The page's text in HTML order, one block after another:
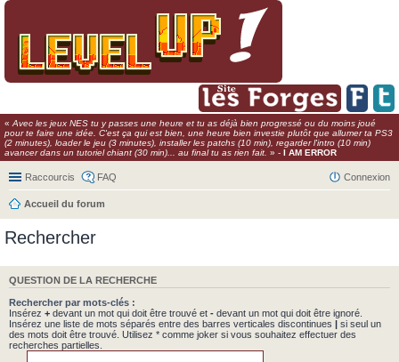
« Avec les jeux NES tu y passes une heure et tu as déjà bien progressé ou du moins joué
pour te faire une idée. C'est ça qui est bien, une heure bien investie plutôt que allumer ta PS3
(2 minutes), loader le jeu (3 minutes), installer les patchs (10 min), regarder l'intro (10 min)
avancer dans un tutoriel chiant (30 min)... au final tu as rien fait. » - I AM ERROR
Raccourcis FAQ Connexion
Accueil du forum
Rechercher
QUESTION DE LA RECHERCHE
Rechercher par mots-clés :
Insérez + devant un mot qui doit être trouvé et - devant un mot qui doit être ignoré.
Insérez une liste de mots séparés entre des barres verticales discontinues | si seul un
des mots doit être trouvé. Utilisez * comme joker si vous souhaitez effectuer des
recherches partielles.